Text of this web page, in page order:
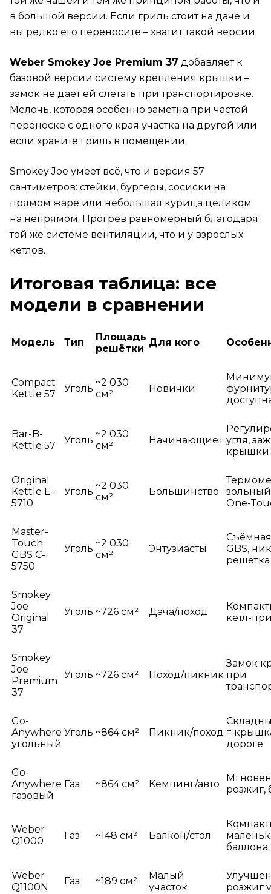
в большой версии. Если гриль стоит на даче и
вы редко его переносите – хватит такой версии.
Weber Smokey Joe Premium 37 добавляет к
базовой версии систему крепления крышки –
замок не даёт ей слетать при транспортировке.
Мелочь, которая особенно заметна при частой
переноске с одного края участка на другой или
если храните гриль в помещении.
Smokey Joe умеет всё, что и версия 57
сантиметров: стейки, бургеры, сосиски на
прямом жаре или небольшая курица целиком
на непрямом. Прогрев равномерный благодаря
той же системе вентиляции, что и у взрослых
кетлов.
Итоговая таблица: все
модели в сравнении
Модель Тип
Площадь
решётки
Для кого
Compact
Kettle 57
Уголь
~2 030
см²
Новички
Bar-B-
Kettle 57
Уголь
~2 030
см²
Начинающие+ угля,
крышки
Original
Kettle E-
5710
Уголь
~2 030
см²
Большинство
One-
Master-
Touch
GBS C-
5750
Уголь ~2 030
см²
Энтузиасты
Съёмная
GBS,
решётка
Smokey
Joe
Original
37
Уголь ~726 см² Дача/поход
кетл-
Smokey
Joe
Premium
37
Уголь ~726 см² Поход/пикник
Замок
при
Go-
Anywhere
угольный
Уголь ~864 см² Пикник/поход =
дороге
Go-
Anywhere
газовый
Газ ~864 см² Кемпинг/авто
розжиг,
Weber
Q1000
Газ ~148 см² Балкон/стол
баллона
Weber
Q1100N
Газ ~189 см²
Малый
участок
розжиг